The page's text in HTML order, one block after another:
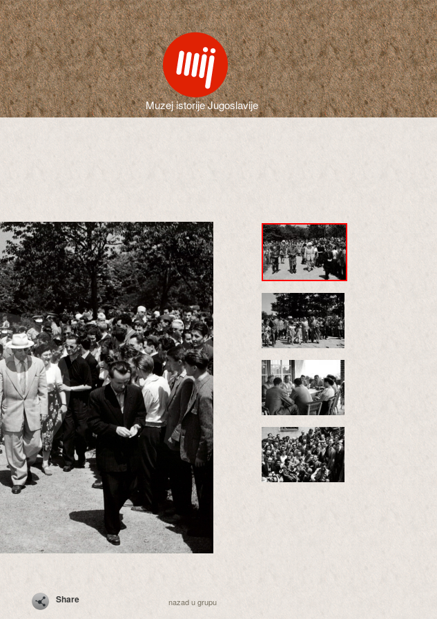
Muzej istorije Jugoslavije
Share nazad u grupu